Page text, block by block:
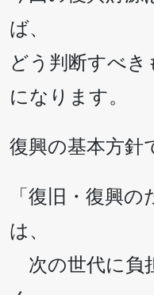
ば、
どう判断すべ
になります。
復興の基本方針
「復旧・復興
は、
次の世代に負